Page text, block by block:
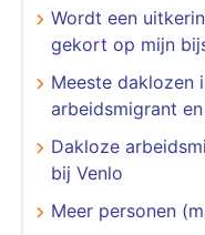
Wordt een
gekort op mijn
Meeste daklozen
arbeidsmigrant
Dakloze
bij Venlo
Meer personen